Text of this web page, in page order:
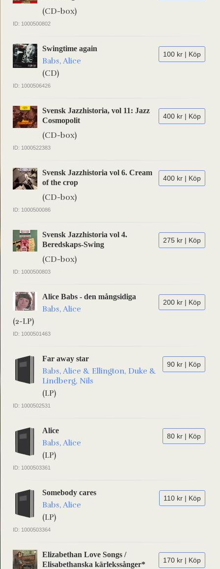
(CD-box)
ID: 1000500802
100 kr | Köp
Swingtime again
Babs, Alice
(CD)
ID: 1000506426
400 kr | Köp
Svensk Jazzhistoria, vol 11: Jazz
Cosmopolit
(CD-box)
ID: 1000522383
400 kr | Köp
Svensk Jazzhistoria vol 6. Cream
of the crop
(CD-box)
ID: 1000500086
275 kr | Köp
Svensk Jazzhistoria vol 4.
Beredskaps-Swing
(CD-box)
ID: 1000500803
200 kr | Köp
Alice Babs - den mångsidiga
Babs, Alice
(2-LP)
ID: 1000501463
90 kr | Köp
Far away star
Babs, Alice & Ellington, Duke &
Lindberg, Nils
(LP)
ID: 1000502531
80 kr | Köp
Alice
Babs, Alice
(LP)
ID: 1000503361
110 kr | Köp
Somebody cares
Babs, Alice
(LP)
ID: 1000503364
170 kr | Köp
Elizabethan Love Songs /
Elisabethanska kärlekssånger*